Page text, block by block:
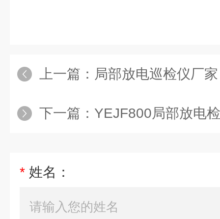
上一篇： 局部放电巡检仪厂家
下一篇： YEJF800局部放电
* 姓名：